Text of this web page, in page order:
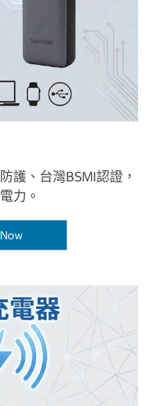
護、台灣BSMI認證，
力。